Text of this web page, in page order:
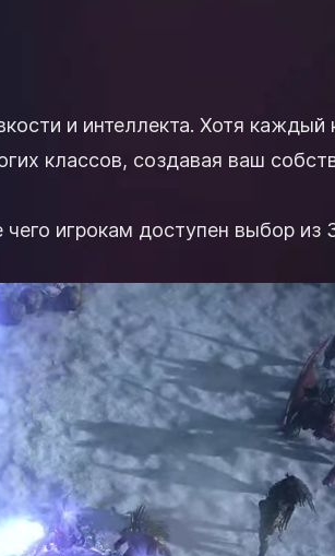
и интеллекта. Хотя каждый
классов, создавая ваш
игрокам доступен выбор